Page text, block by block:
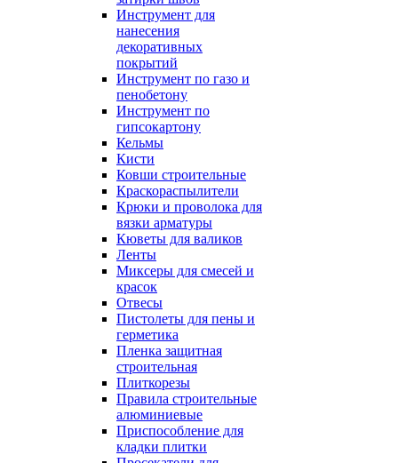
Инструмент для
нанесения
декоративных
покрытий
Инструмент по газо и
пенобетону
Инструмент по
гипсокартону
Кельмы
Кисти
Ковши строительные
Краскораспылители
Крюки и проволока для
вязки арматуры
Кюветы для валиков
Ленты
Миксеры для смесей и
красок
Отвесы
Пистолеты для пены и
герметика
Пленка защитная
строительная
Плиткорезы
Правила строительные
алюминиевые
Приспособление для
кладки плитки